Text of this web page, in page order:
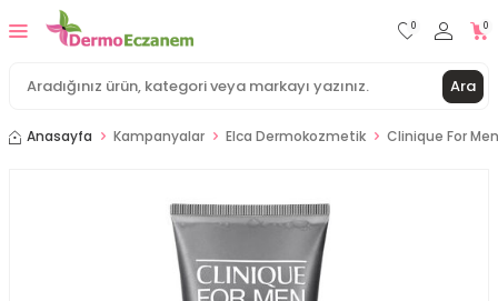
Ara
0 0
Anasayfa Kampanyalar Elca Dermokozmetik Clinique For